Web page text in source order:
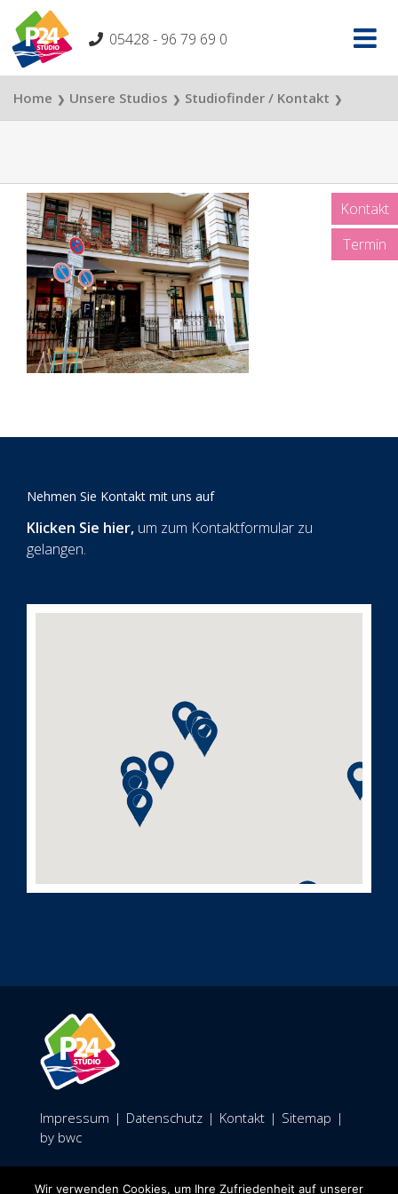
content
05428 - 96 79 69 0
Home ❯ Unsere Studios ❯ Studiofinder / Kontakt ❯
Kontakt
Termin
Nehmen Sie Kontakt mit uns auf
Klicken Sie hier, um zum Kontaktformular zu
gelangen.
Impressum | Datenschutz | Kontakt | Sitemap |
by bwc
Facebook
Wir verwenden Cookies, um Ihre Zufriedenheit auf unserer